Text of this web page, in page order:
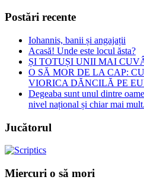
Postări recente
Iohannis, banii și angajații
Acasă! Unde este locul ăsta?
ȘI TOTUȘI UNII MAI
O SĂ MOR DE LA CAP:
VIORICA DĂNCILĂ PE
Degeaba sunt unul dintre
nivel național și chiar mai mult.
Jucătorul
Miercuri o să mori